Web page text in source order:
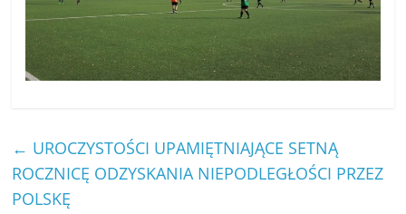
← UROCZYSTOŚCI UPAMIĘTNIAJĄCE SETNĄ
ROCZNICĘ ODZYSKANIA NIEPODLEGŁOŚCI PRZEZ
POLSKĘ